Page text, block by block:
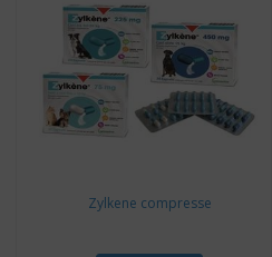
Zylkene compresse